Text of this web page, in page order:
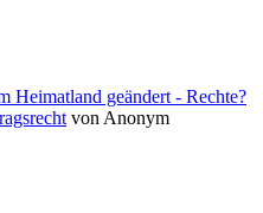
Heimatland geändert - Rechte?
von Anonym